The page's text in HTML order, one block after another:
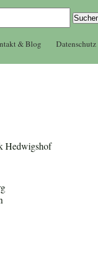
& Blog Datenschutz
Hedwigshof